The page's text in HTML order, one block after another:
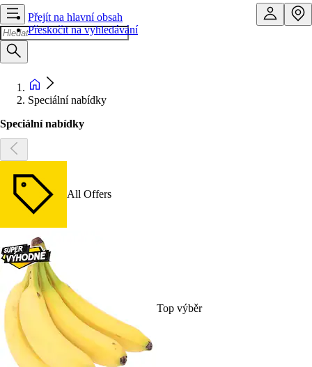
Přejít na hlavní obsah
Přeskočit na vyhledávání
Speciální nabídky
Speciální nabídky
All Offers
Top výběr